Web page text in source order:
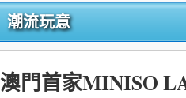
潮流玩意
澳門首家MINISO